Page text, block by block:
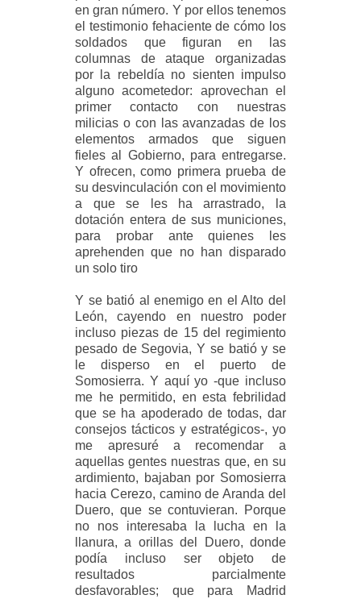
en gran número. Y por ellos tenemos
el testimonio fehaciente de cómo los
soldados que figuran en las
columnas de ataque organizadas
por la rebeldía no sienten impulso
alguno acometedor: aprovechan el
primer contacto con nuestras
milicias o con las avanzadas de los
elementos armados que siguen
fieles al Gobierno, para entregarse.
Y ofrecen, como primera prueba de
su desvinculación con el movimiento
a que se les ha arrastrado, la
dotación entera de sus municiones,
para probar ante quienes les
aprehenden que no han disparado
un solo tiro
Y se batió al enemigo en el Alto del
León, cayendo en nuestro poder
incluso piezas de 15 del regimiento
pesado de Segovia, Y se batió y se
le disperso en el puerto de
Somosierra. Y aquí yo -que incluso
me he permitido, en esta febrilidad
que se ha apoderado de todas, dar
consejos tácticos y estratégicos-, yo
me apresuré a recomendar a
aquellas gentes nuestras que, en su
ardimiento, bajaban por Somosierra
hacia Cerezo, camino de Aranda del
Duero, que se contuvieran. Porque
no nos interesaba la lucha en la
llanura, a orillas del Duero, donde
podía incluso ser objeto de
resultados parcialmente
desfavorables; que para Madrid